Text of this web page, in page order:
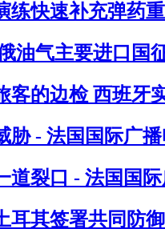
练快速补充弹药
油气主要进口国
的边检 西班牙
胁 - 法国国际广
道裂口 - 法国国
其签署共同防